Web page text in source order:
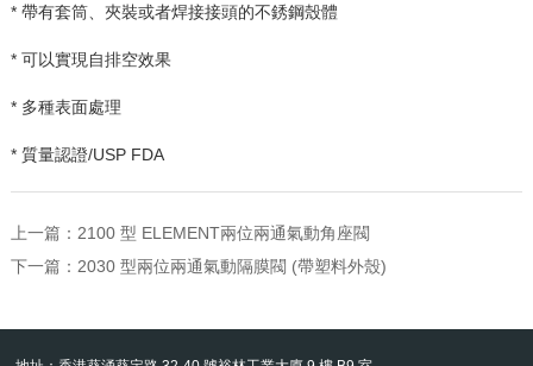
* 帶有套筒、夾裝或者焊接接頭的不銹鋼殼體
* 可以實現自排空效果
* 多種表面處理
* 質量認證/USP FDA
上一篇： 2100 型 ELEMENT兩位兩通氣動角座閥
下一篇： 2030 型兩位兩通氣動隔膜閥 (帶塑料外殼)